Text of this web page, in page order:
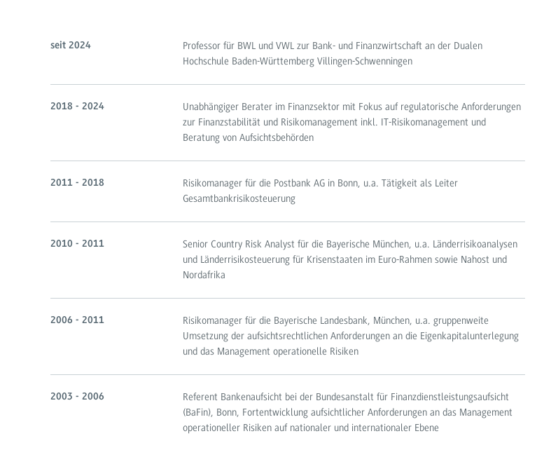
seit 2024
Professor für BWL und VWL zur Bank- und Finanzwirtschaft an der Dualen
Hochschule Baden-Württemberg Villingen-Schwenningen
2018 - 2024
Unabhängiger Berater im Finanzsektor mit Fokus auf regulatorische Anforderungen
zur Finanzstabilität und Risikomanagement inkl. IT-Risikomanagement und
Beratung von Aufsichtsbehörden
2011 - 2018
Risikomanager für die Postbank AG in Bonn, u.a. Tätigkeit als Leiter
Gesamtbankrisikosteuerung
2010 - 2011
Senior Country Risk Analyst für die Bayerische München, u.a. Länderrisikoanalysen
und Länderrisikosteuerung für Krisenstaaten im Euro-Rahmen sowie Nahost und
Nordafrika
2006 - 2011
Risikomanager für die Bayerische Landesbank, München, u.a. gruppenweite
Umsetzung der aufsichtsrechtlichen Anforderungen an die Eigenkapitalunterlegung
und das Management operationelle Risiken
2003 - 2006
Referent Bankenaufsicht bei der Bundesanstalt für Finanzdienstleistungsaufsicht
(BaFin), Bonn, Fortentwicklung aufsichtlicher Anforderungen an das Management
operationeller Risiken auf nationaler und internationaler Ebene